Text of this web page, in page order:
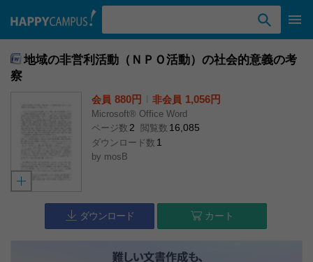
地域の非営利活動（ＮＰＯ活動）の社会的意義の考
察
会員 880円 非会員 1,056円
Microsoft® Office Word
ページ数 2 閲覧数 16,085
ダウンロード数 1
by mosB
ダウンロード カート